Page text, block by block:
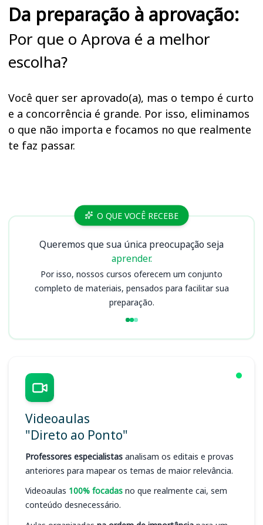
Da preparação à aprovação:
Por que o Aprova é a melhor
escolha?
Você quer ser aprovado(a), mas o tempo é curto
e a concorrência é grande. Por isso, eliminamos
o que não importa e focamos no que realmente
te faz passar.
Cursos O QUE VOCÊ RECEBE
Queremos que sua única preocupação seja
aprender.
Por isso, nossos cursos oferecem um conjunto
completo de materiais, pensados para facilitar sua
preparação.
Videoaulas
"Direto ao Ponto"
Professores especialistas analisam os editais e provas
anteriores para mapear os temas de maior relevância.
Videoaulas 100% focadas no que realmente cai, sem
conteúdo desnecessário.